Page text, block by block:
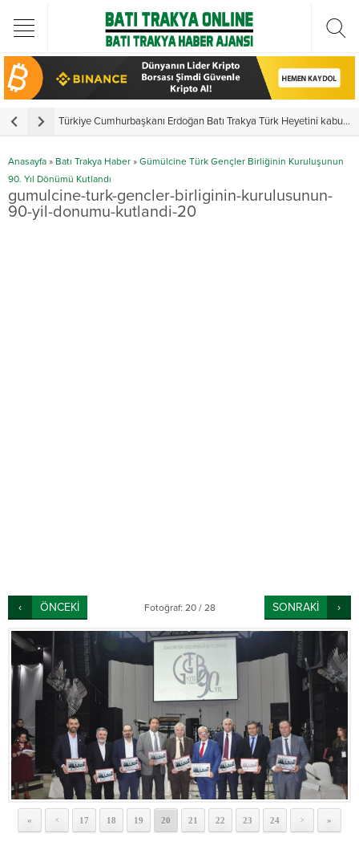
Türkiye Cumhurbaşkanı Erdoğan Batı Trakya Türk Heyetini kabul etti
Anasayfa » Batı Trakya Haber » Gümülcine Türk Gençler Birliğinin Kuruluşunun
90. Yıl Dönümü Kutlandı
gumulcine-turk-gencler-birliginin-kurulusunun-
90-yil-donumu-kutlandi-20
ÖNCEKİ Fotoğraf: 20 / 28 SONRAKİ
« < 17 18 19 20 21 22 23 24 > »